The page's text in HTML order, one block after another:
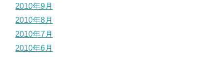
2010年9月
2010年8月
2010年7月
2010年6月